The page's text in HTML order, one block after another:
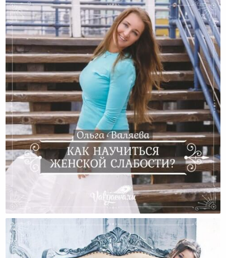
Как Научиться Женской Слабости?